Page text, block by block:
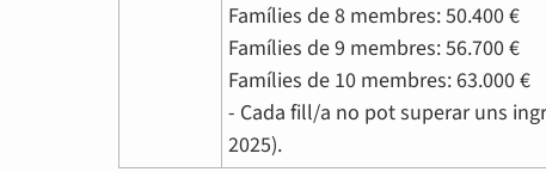
Famílies de 8 membres: 50.400 €
Famílies de 9 membres: 56.700 €
Famílies de 10 membres: 63.000 €
- Cada fill/a no pot superar uns
2025).